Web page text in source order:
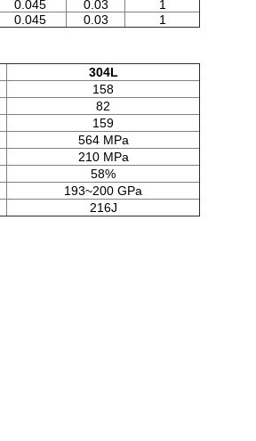
0.045 0.03
1
0.045 0.03 1
304L
158
82
159
564 MPa
210 MPa
58%
193~200 GPa
216J